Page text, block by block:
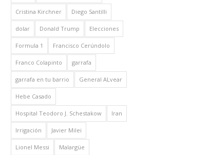
Cristina Kirchner Diego Santilli
dolar Donald Trump Elecciones
Formula 1 Francisco Cerúndolo
Franco Colapinto garrafa
garrafa en tu barrio General ALvear
Hebe Casado
Hospital Teodoro J. Schestakow Iran
Irrigación Javier Milei
Lionel Messi Malargüe